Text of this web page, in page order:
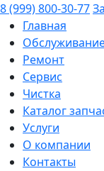
8 (999) 800-30-77
Главная
Ремонт
Сервис
Чистка
Каталог
Услуги
О компании
Контакты